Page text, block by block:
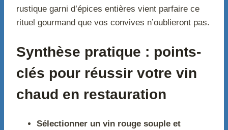
rustique garni d’épices entières vient parfaire ce
rituel gourmand que vos convives n’oublieront pas.
Synthèse pratique : points-
clés pour réussir votre vin
chaud en restauration
Sélectionner un vin rouge souple et